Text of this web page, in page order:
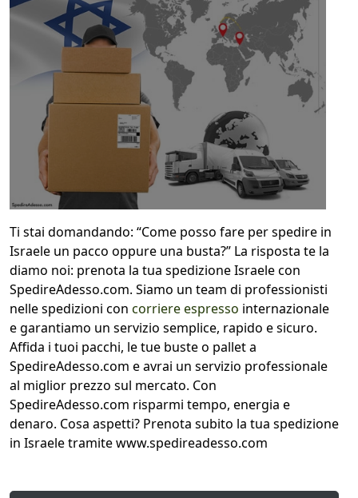
Ti stai domandando: “Come posso fare per spedire in
Israele un pacco oppure una busta?” La risposta te la
diamo noi: prenota la tua spedizione Israele con
SpedireAdesso.com. Siamo un team di professionisti
nelle spedizioni con corriere espresso internazionale
e garantiamo un servizio semplice, rapido e sicuro.
Affida i tuoi pacchi, le tue buste o pallet a
SpedireAdesso.com e avrai un servizio professionale
al miglior prezzo sul mercato. Con
SpedireAdesso.com risparmi tempo, energia e
denaro. Cosa aspetti? Prenota subito la tua spedizione
in Israele tramite www.spedireadesso.com